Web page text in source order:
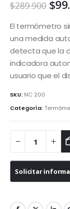
$289.900 El
era:
$
El termómetro
una medida
detecta que la
indicadora
usuario que el
SKU: NC 200
Categoría: